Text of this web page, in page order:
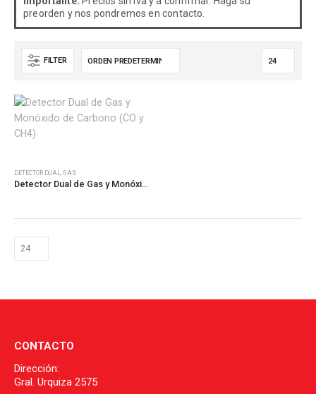
preorden y nos pondremos en contacto.
FILTER
DETECTOR DUAL, GAS
Detector Dual de Gas y Monóxido de Carbono (CO y CH4)
CONTACTO
Dirección:
Gral. Urquiza 2575